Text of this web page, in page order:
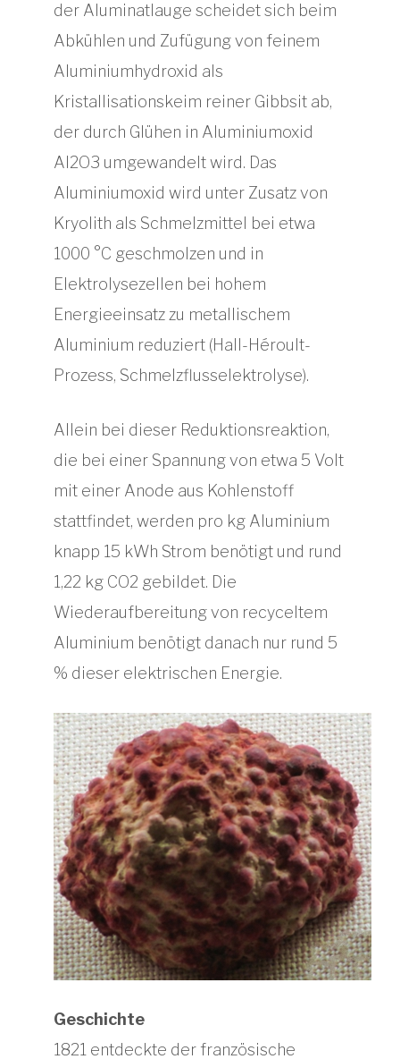
der Aluminatlauge scheidet sich beim
Abkühlen und Zufügung von feinem
Aluminiumhydroxid als
Kristallisationskeim reiner Gibbsit ab,
der durch Glühen in Aluminiumoxid
Al2O3 umgewandelt wird. Das
Aluminiumoxid wird unter Zusatz von
Kryolith als Schmelzmittel bei etwa
1000 °C geschmolzen und in
Elektrolysezellen bei hohem
Energieeinsatz zu metallischem
Aluminium reduziert (Hall-Héroult-
Prozess, Schmelzflusselektrolyse).
Allein bei dieser Reduktionsreaktion,
die bei einer Spannung von etwa 5 Volt
mit einer Anode aus Kohlenstoff
stattfindet, werden pro kg Aluminium
knapp 15 kWh Strom benötigt und rund
1,22 kg CO2 gebildet. Die
Wiederaufbereitung von recyceltem
Aluminium benötigt danach nur rund 5
% dieser elektrischen Energie.
Geschichte
1821 entdeckte der französische